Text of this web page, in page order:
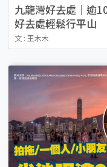
九龍灣好去處｜逾
好去處輕鬆行平山
文 : 王木木